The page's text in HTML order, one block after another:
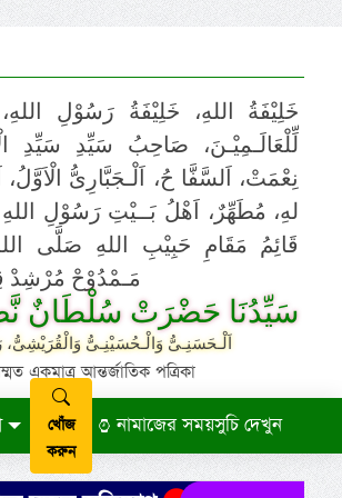
خَلِيْفَةُ اللهِ، خَلِيْفَةُ رَسُوْلِ
لِّلْعَالَـمِيْـنَ، صَاحِبُ سَيِّدِ سَيِّدِ
نِعْمَتْ، اَلسَّفَّا حُ، اَلْـجَبَّارِىُّ
لهِ، مُطَهِّرٌ، اَهْلُ بَــيْتِ رَسُوْلِ
قَائِمُ مَقَامِ حَبِيْبِ اللهِ صَلَّى
مَـمْدُوْحْ مُرْشِدْ
سَيِّدُنَا حَضْرَتْ سُلْطَانٌ
اَلْـحَسَنِـىُّ وَالْـحُسَيْنِـىُّ وَالْقُرَيْشِىُّ،
একমাত্র আন্তর্জাতিক পত্রিকা
খোঁজ
করুন
নামাজের সময়সুচি দেখুন